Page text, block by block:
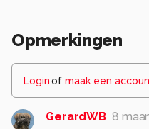
Opmerkingen
Loginof maak een
GerardWB 8